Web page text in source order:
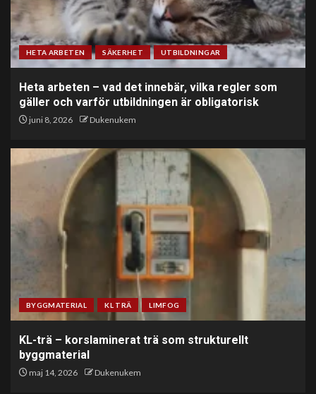
HETA ARBETEN SÄKERHET UTBILDNINGAR
Heta arbeten – vad det innebär, vilka regler som
gäller och varför utbildningen är obligatorisk
juni 8, 2026 Dukenukem
BYGGMATERIAL KL TRÄ LIMFOG
KL-trä – korslaminerat trä som strukturellt
byggmaterial
maj 14, 2026 Dukenukem